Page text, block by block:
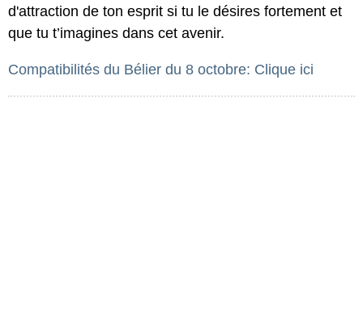
d'attraction de ton esprit si tu le désires fortement et
que tu t’imagines dans cet avenir.
Compatibilités du Bélier du 8 octobre: Clique ici